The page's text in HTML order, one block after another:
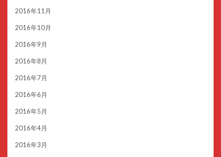
2016年11月
2016年10月
2016年9月
2016年8月
2016年7月
2016年6月
2016年5月
2016年4月
2016年3月